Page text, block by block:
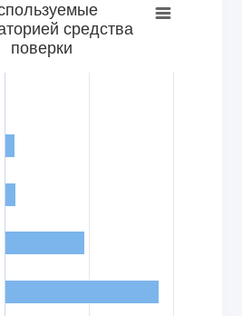
Используемые лабораторией
axis displaying categories.
axis displaying Кол-во в шт.. Range: 0
средства
поверки